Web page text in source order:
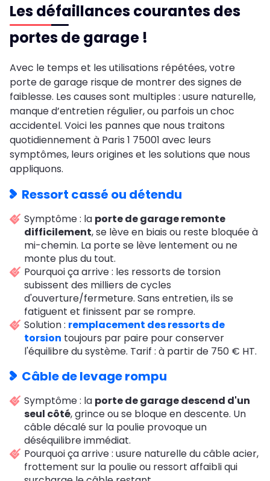
Les défaillances courantes des
portes de garage !
Avec le temps et les utilisations répétées, votre
porte de garage risque de montrer des signes de
faiblesse. Les causes sont multiples : usure naturelle,
manque d’entretien régulier, ou parfois un choc
accidentel. Voici les pannes que nous traitons
quotidiennement à Paris 1 75001 avec leurs
symptômes, leurs origines et les solutions que nous
appliquons.
Ressort cassé ou détendu
Symptôme : la porte de garage remonte
difficilement, se lève en biais ou reste bloquée à
mi-chemin. La porte se lève lentement ou ne
monte plus du tout.
Pourquoi ça arrive : les ressorts de torsion
subissent des milliers de cycles
d'ouverture/fermeture. Sans entretien, ils se
fatiguent et finissent par se rompre.
Solution : remplacement des ressorts de
torsion toujours par paire pour conserver
l'équilibre du système. Tarif : à partir de 750 € HT.
Câble de levage rompu
Symptôme : la porte de garage descend d'un
seul côté, grince ou se bloque en descente. Un
câble décalé sur la poulie provoque un
déséquilibre immédiat.
Pourquoi ça arrive : usure naturelle du câble acier,
frottement sur la poulie ou ressort affaibli qui